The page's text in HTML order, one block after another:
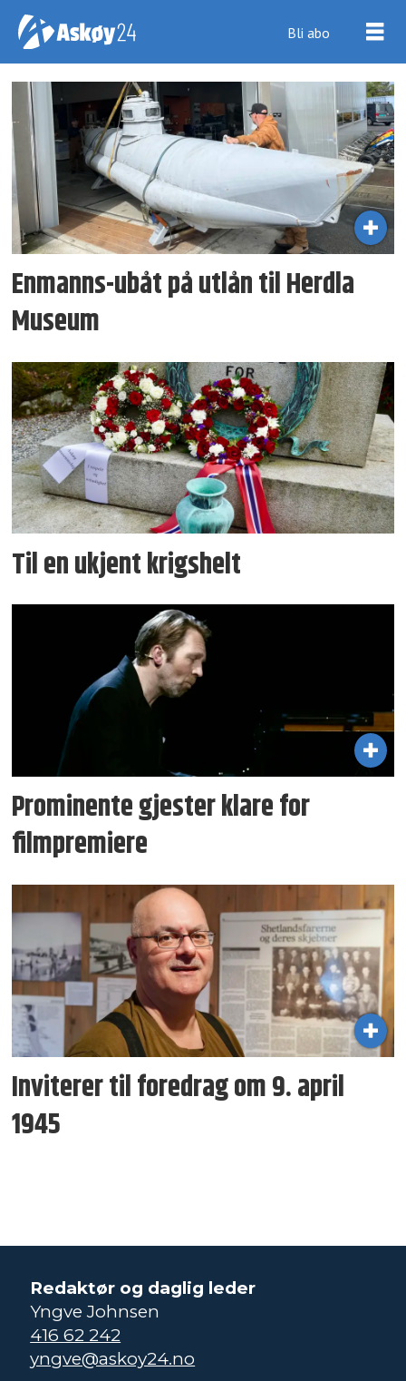
Bli abo
Tag:
andre
verdenskrig
Enmanns-ubåt på utlån til Herdla
Museum
Til en ukjent krigshelt
Prominente gjester klare for
filmpremiere
Inviterer til foredrag om 9. april
1945
Redaktør og daglig leder
Yngve Johnsen
416 62 242
yngve@askoy24.no